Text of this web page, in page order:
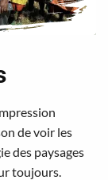
de voir les
des paysages
toujours.